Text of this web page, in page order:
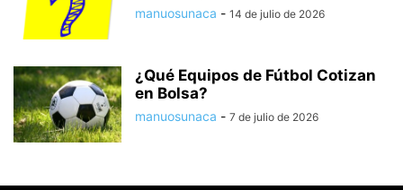
manuosunaca - 14 de julio de 2026
¿Qué Equipos de Fútbol Cotizan
en Bolsa?
manuosunaca - 7 de julio de 2026